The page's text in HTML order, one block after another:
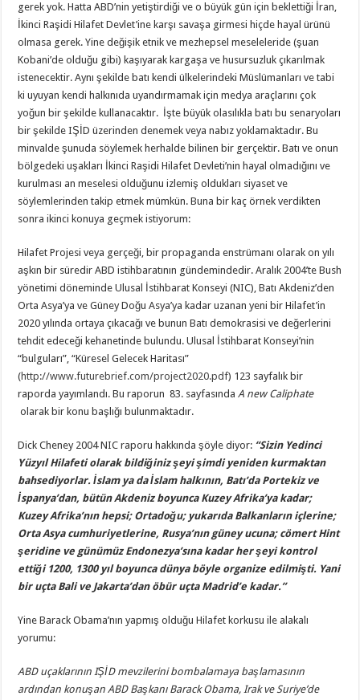
gerek yok. Hatta ABD’nin yetiştirdiği ve o büyük gün için beklettiği İran,
İkinci Raşidi Hilafet Devlet’ine karşı savaşa girmesi hiçde hayal ürünü
olmasa gerek. Yine değişik etnik ve mezhepsel meseleleride (şuan
Kobani’de olduğu gibi) kaşıyarak kargaşa ve husursuzluk çıkarılmak
istenecektir. Aynı şekilde batı kendi ülkelerindeki Müslümanları ve tabi
ki uyuyan kendi halkınıda uyandırmamak için medya araçlarını çok
yoğun bir şekilde kullanacaktır. İşte büyük olasılıkla batı bu senaryoları
bir şekilde IŞİD üzerinden denemek veya nabız yoklamaktadır. Bu
minvalde şunuda söylemek herhalde bilinen bir gerçektir. Batı ve onun
bölgedeki uşakları İkinci Raşidi Hilafet Devleti’nin hayal olmadığını ve
kurulması an meselesi olduğunu izlemiş oldukları siyaset ve
söylemlerinden takip etmek mümkün. Buna bir kaç örnek verdikten
sonra ikinci konuya geçmek istiyorum:
Hilafet Projesi veya gerçeği, bir propaganda enstrümanı olarak on yılı
aşkın bir süredir ABD istihbaratının gündemindedir. Aralık 2004’te Bush
yönetimi döneminde Ulusal İstihbarat Konseyi (NIC), Batı Akdeniz’den
Orta Asya’ya ve Güney Doğu Asya’ya kadar uzanan yeni bir Hilafet’in
2020 yılında ortaya çıkacağı ve bunun Batı demokrasisi ve değerlerini
tehdit edeceği kehanetinde bulundu. Ulusal İstihbarat Konseyi’nin
“bulguları”, “Küresel Gelecek Haritası”
(http://www.futurebrief.com/project2020.pdf) 123 sayfalık bir
raporda yayımlandı. Bu raporun 83. sayfasındaA new Caliphate
olarak bir konu başlığı bulunmaktadır.
Dick Cheney 2004 NIC raporu hakkında şöyle diyor: “Sizin Yedinci
Yüzyıl Hilafeti olarak bildiğiniz şeyi şimdi yeniden kurmaktan
bahsediyorlar. İslam ya da İslam halkının, Batı’da Portekiz ve
İspanya’dan, bütün Akdeniz boyunca Kuzey Afrika’ya kadar;
Kuzey Afrika’nın hepsi; Ortadoğu; yukarıda Balkanların içlerine;
Orta Asya cumhuriyetlerine, Rusya’nın güney ucuna; cömert Hint
şeridine ve günümüz Endonezya’sına kadar her şeyi kontrol
ettiği 1200, 1300 yıl boyunca dünya böyle organize edilmişti. Yani
bir uçta Bali ve Jakarta’dan öbür uçta Madrid’e kadar.”
Yine Barack Obama’nın yapmış olduğu Hilafet korkusu ile alakalı
yorumu:
ABD uçaklarının IŞİD mevzilerini bombalamaya başlamasının
ardından konuşan ABD Başkanı Barack Obama, Irak ve Suriye’de